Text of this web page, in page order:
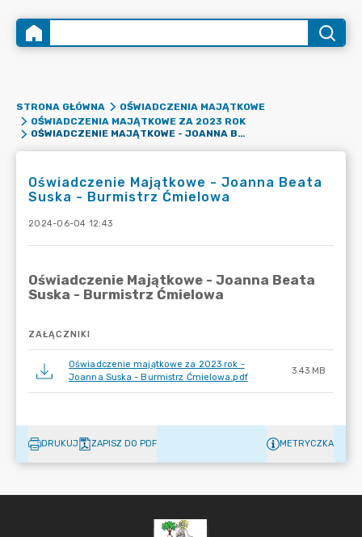
STRONA GŁÓWNA
OŚWIADCZENIA MAJĄTKOWE
OŚWIADCZENIA MAJĄTKOWE ZA 2023 ROK
OŚWIADCZENIE MAJĄTKOWE - JOANNA BEATA SUSKA - BURMISTRZ ĆMIELOWA
Oświadczenie Majątkowe - Joanna Beata
Suska - Burmistrz Ćmielowa
2024-06-04 12:43
ZAŁĄCZNIKI
Oświadczenie majątkowe za 2023 rok -
Joanna Suska - Burmistrz Ćmielowa.pdf
3.43 MB
DRUKUJ ZAPISZ DO PDF METRYCZKA